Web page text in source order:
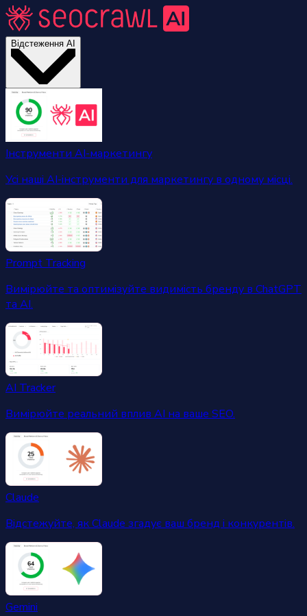
Відстеження AI
Інструменти AI-маркетингу
Усі наші AI-інструменти для маркетингу в одному місці.
Prompt Tracking
Вимірюйте та оптимізуйте видимість бренду в ChatGPT
та AI.
AI Tracker
Вимірюйте реальний вплив AI на ваше SEO.
Claude
Відстежуйте, як Claude згадує ваш бренд і конкурентів.
Gemini